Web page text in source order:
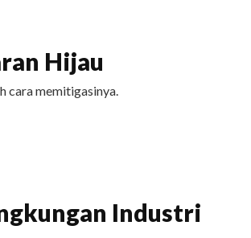
Hijau
cara memitigasinya.
Industri